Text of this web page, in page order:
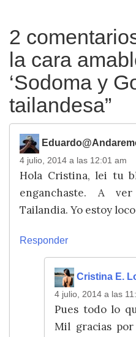
2
la cara
‘Sodoma y
tailandesa”
4 julio, 2014 a las 12:01 am
Hola Cristina, lei tu
enganchaste. A
Tailandia. Yo estoy
Responder
Cristina E.
4 julio, 2014 a las
Pues todo lo
Mil gracias